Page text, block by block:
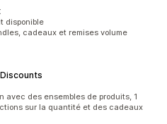
disponible
cadeaux et remises volume
avec des ensembles de produits, 1
sur la quantité et des cadeaux